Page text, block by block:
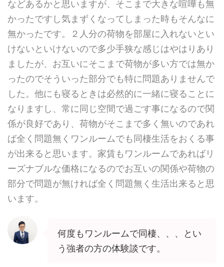
などあるかと思いますが、そこまで大きな喧嘩も無
かったですし気まずくなってしまった時もそんなに
無かったです。２人分の荷物を部屋に入れないとい
けないといけないので多少手狭な感じはやはりあり
ましたが、お互いにそこまで荷物が多い方では無か
ったのでそういった部分でも特に問題ありませんで
した。他にも寝るときは必然的に一緒に寝ることに
なりますし、常に同じ空間で過ごす事になるので関
係が良好であり、荷物がそこまで多く無いのであれ
ば全く問題無くワンルームでも同棲生活をおくる事
が出来ると思います。家賃もワンルームであればリ
ーズナブルな価格になるのでお互いの関係や荷物の
部分で問題が無ければ全く問題無く生活出来ると思
います。
何度もワンルームで同棲、、、とい
う強者の方の体験談です。